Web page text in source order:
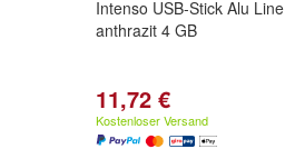
Intenso USB-Stick Alu Line
anthrazit 4 GB
11,72 €
Kostenloser Versand